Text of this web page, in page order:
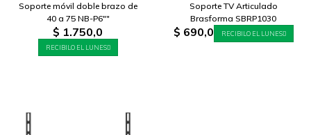
Soporte móvil doble brazo de
40 a 75 NB-P6""
$ 1.750,0
RECIBILO EL LUNES
Soporte TV Articulado
Brasforma SBRP1030
$ 690,0 RECIBILO EL LUNES